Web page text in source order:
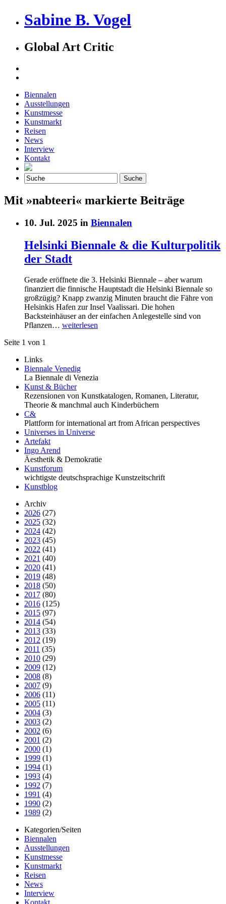
Sabine B. Vogel
Global Art Critic
Biennalen
Ausstellungen
Kunstmesse
Kunstmarkt
Reisen
News
Interview
Kontakt
Mit »nabteeri« markierte Beiträge
10. Jul. 2025 in Biennalen
Helsinki Biennale & die Kulturpolitik
der Stadt
Gerade eröffnete die 3. Helsinki Biennale – aber warum
finanziert die finnische Hauptstadt die Helsinki Biennale so
großzügig? Knapp zwanzig Minuten braucht die Fähre von
Helsinkis Hafen zur Insel Vaalissari. Die hohen
Backsteinhäuser an der einfachen Anlegestelle sind von
Pflanzen… weiterlesen
Seite 1 von 1
Links
Biennale Venedig
La Biennale di Venezia
Kunst & Bücher
Rezensionen von Kunstkatalogen, Romanen, Literatur,
Theorie & manchmal auch Kinderbüchern
C&
Plattform for international art from African perspectives
Universes in Universe
Artefakt
Ingo Arend
Äesthetik & Demokratie
Kunstforum
wichtigste deutschsprachige Kunstzeitschrift
Kunstblog
Archiv
2026 (27)
2025 (32)
2024 (42)
2023 (45)
2022 (41)
2021 (40)
2020 (41)
2019 (48)
2018 (50)
2017 (80)
2016 (125)
2015 (97)
2014 (54)
2013 (33)
2012 (19)
2011 (35)
2010 (29)
2009 (12)
2008 (8)
2007 (9)
2006 (11)
2005 (11)
2004 (3)
2003 (2)
2002 (6)
2001 (2)
2000 (1)
1999 (1)
1994 (1)
1993 (4)
1992 (7)
1991 (4)
1990 (2)
1989 (2)
Kategorien/Seiten
Biennalen
Ausstellungen
Kunstmesse
Kunstmarkt
Reisen
News
Interview